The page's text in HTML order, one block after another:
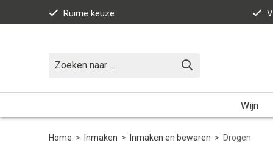
Ruime keuze
Wijn
Home > Inmaken > Inmaken en bewaren > Drogen